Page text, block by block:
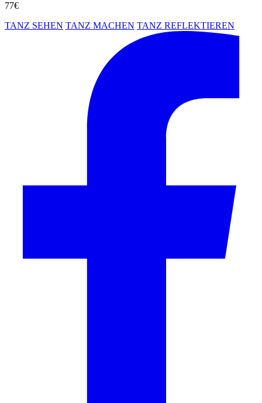
77€
TANZ SEHEN TANZ MACHEN TANZ REFLEKTIEREN